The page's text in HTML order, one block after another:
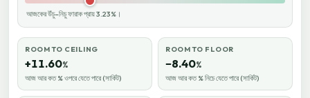
আজকের উঁচু–নিচু ফারাক প্রায় 3.23%।
ROOM TO CEILING
+11.60%
আজ আর কত % ওপরে যেতে পারে (সার্কিট)
ROOM TO FLOOR
−8.40%
আজ আর কত % নিচে যেতে পারে (সার্কিট)